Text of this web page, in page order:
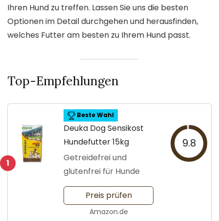
Ihren Hund zu treffen. Lassen Sie uns die besten
Optionen im Detail durchgehen und herausfinden,
welches Futter am besten zu Ihrem Hund passt.
Top-Empfehlungen
1
Beste Wahl
Deuka Dog Sensikost
Hundefutter 15kg
Getreidefrei und
glutenfrei für Hunde
9.8
Preis prüfen
Amazon.de